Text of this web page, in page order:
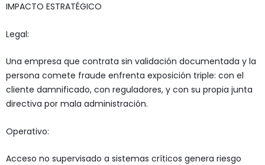
IMPACTO ESTRATÉGICO
Legal:
Una empresa que contrata sin validación documentada y la
persona comete fraude enfrenta exposición triple: con el
cliente damnificado, con reguladores, y con su propia junta
directiva por mala administración.
Operativo:
Acceso no supervisado a sistemas críticos genera riesgo